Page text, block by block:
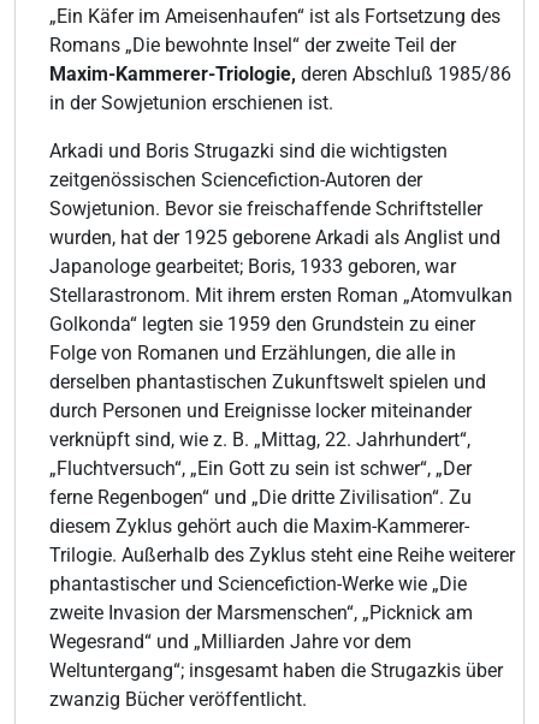
„Ein Käfer im Ameisenhaufen“ ist als Fortsetzung des
Romans „Die bewohnte Insel“ der zweite Teil der
Maxim-Kammerer-Triologie, deren Abschluß 1985/86
in der Sowjetunion erschienen ist.
Arkadi und Boris Strugazki sind die wichtigsten
zeitgenössischen Sciencefiction-Autoren der
Sowjetunion. Bevor sie freischaffende Schriftsteller
wurden, hat der 1925 geborene Arkadi als Anglist und
Japanologe gearbeitet; Boris, 1933 geboren, war
Stellarastronom. Mit ihrem ersten Roman „Atomvulkan
Golkonda“ legten sie 1959 den Grundstein zu einer
Folge von Romanen und Erzählungen, die alle in
derselben phantastischen Zukunftswelt spielen und
durch Personen und Ereignisse locker miteinander
verknüpft sind, wie z. B. „Mittag, 22. Jahrhundert“,
„Fluchtversuch“, „Ein Gott zu sein ist schwer“, „Der
ferne Regenbogen“ und „Die dritte Zivilisation“. Zu
diesem Zyklus gehört auch die Maxim-Kammerer-
Trilogie. Außerhalb des Zyklus steht eine Reihe weiterer
phantastischer und Sciencefiction-Werke wie „Die
zweite Invasion der Marsmenschen“, „Picknick am
Wegesrand“ und „Milliarden Jahre vor dem
Weltuntergang“; insgesamt haben die Strugazkis über
zwanzig Bücher veröffentlicht.